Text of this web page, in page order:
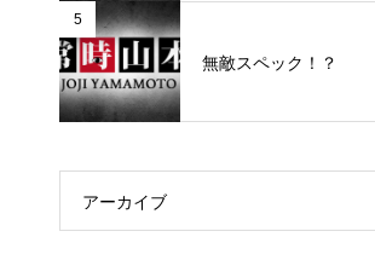
5
無敵スペック！？
アーカイブ